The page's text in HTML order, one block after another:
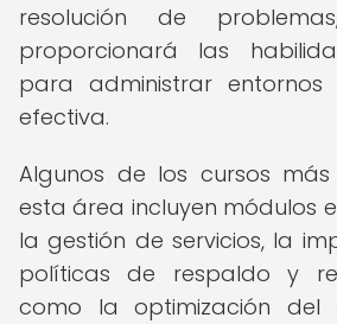
resolución de
proporcionará las
para administrar entornos
efectiva.
Algunos de los cursos
esta área incluyen módulos
la gestión de servicios, la
políticas de respaldo y
como la optimización del